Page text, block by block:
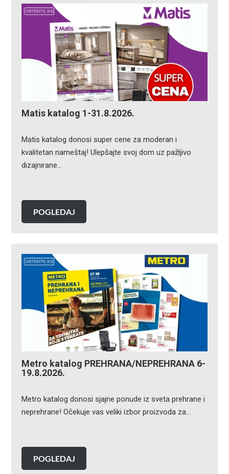
Matis katalog 1-31.8.2026.
Matis katalog donosi super cene za moderan i
kvalitetan nameštaj! Ulepšajte svoj dom uz pažljivo
dizajnirane…
POGLEDAJ
Metro katalog PREHRANA/NEPREHRANA 6-
19.8.2026.
Metro katalog donosi sjajne ponude iz sveta prehrane i
neprehrane! Očekuje vas veliki izbor proizvoda za…
POGLEDAJ